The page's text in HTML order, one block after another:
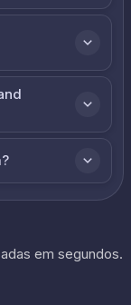
em segundos.